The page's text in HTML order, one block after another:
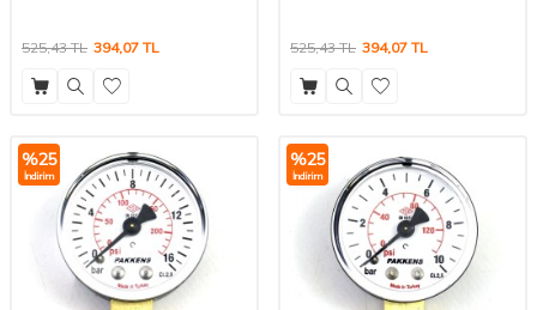
525,43TL 394,07 TL 525,43TL 394,07 TL
%25
İndirim
%25
İndirim